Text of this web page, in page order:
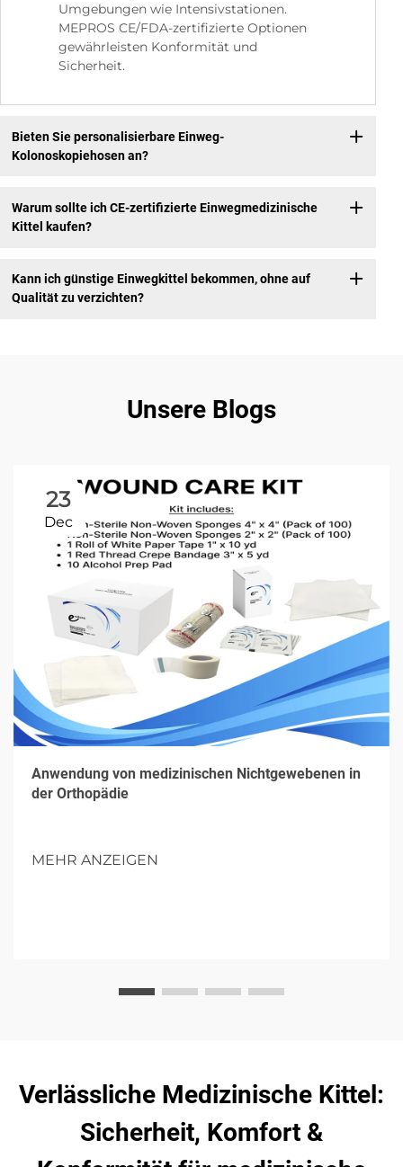
Umgebungen wie Intensivstationen.
MEPROS CE/FDA-zertifizierte Optionen
gewährleisten Konformität und
Sicherheit.
Bieten Sie personalisierbare Einweg-
Kolonoskopiehosen an?
Warum sollte ich CE-zertifizierte Einwegmedizinische
Kittel kaufen?
Kann ich günstige Einwegkittel bekommen, ohne auf
Qualität zu verzichten?
Unsere Blogs
23
Dec
Anwendung von medizinischen Nichtgewebenen in
der Orthopädie
MEHR ANZEIGEN
Verlässliche Medizinische Kittel:
Sicherheit, Komfort &